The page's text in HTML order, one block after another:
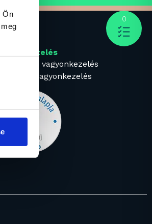
Ön
Vagyonkezelés
Intézményi vagyonkezelés
vagyonkezelés
0